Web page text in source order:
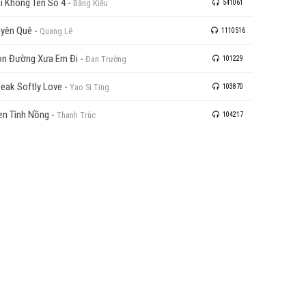
Không Tên Số 4- Bằng Kiều 541061
Quê - Quang Lê 1110516
Đường Xưa Em Đi - Đan Trường 101229
Softly Love - Yao Si Ting 103870
Tình Nồng - Thanh Trúc 104217